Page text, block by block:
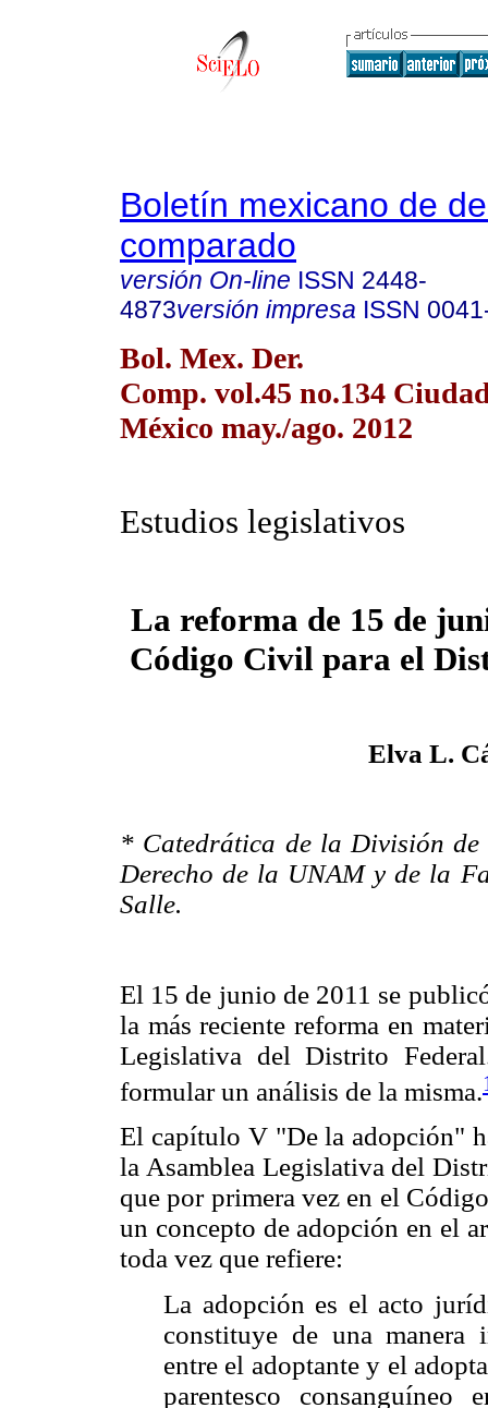
Boletín mexicano de
comparado
versión On-line ISSN 2448-
4873versión impresa ISSN
Bol. Mex. Der.
Comp. vol.45 no.134
México may./ago. 2012
Estudios legislativos
La reforma de 15 de
Código Civil para el
Elva L.
* Catedrática de la División de
Derecho de la UNAM y de la
Salle.
El 15 de junio de 2011 se
la más reciente reforma en
Legislativa del Distrito
formular un análisis de la misma.
El capítulo V "De la adopción"
la Asamblea Legislativa del
que por primera vez en el
un concepto de adopción en el
toda vez que refiere:
La adopción es el acto
constituye de una manera
entre el adoptante y el
parentesco